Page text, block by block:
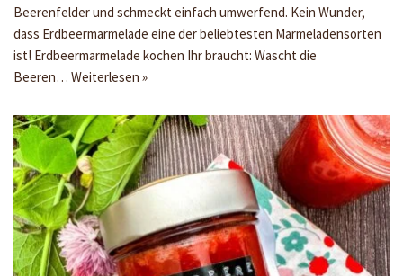
Beerenfelder und schmeckt einfach umwerfend. Kein Wunder,
dass Erdbeermarmelade eine der beliebtesten Marmeladensorten
ist! Erdbeermarmelade kochen Ihr braucht: Wascht die
Beeren… Weiterlesen »